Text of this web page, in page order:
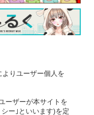
りユーザー個人を
ーザーが本サイトを
ー｣といいます)を定